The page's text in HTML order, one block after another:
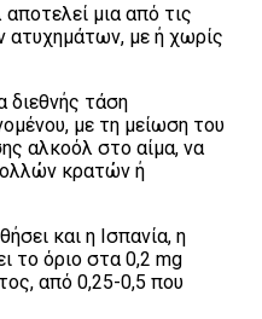
μια από τις
ατυχημάτων, με ή χωρίς
διεθνής τάση
με τη μείωση του
αλκοόλ στο αίμα, να
κρατών ή
και η Ισπανία, η
το όριο στα 0,2 mg
από 0,25-0,5 που